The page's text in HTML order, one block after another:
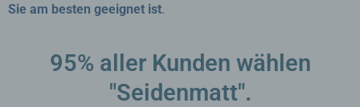
Sie am besten geeignet ist.
95% aller Kunden wählen
"Seidenmatt".